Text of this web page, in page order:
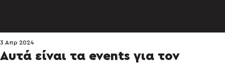
Αυτά είναι τα events για τον
3 Απρ 2024